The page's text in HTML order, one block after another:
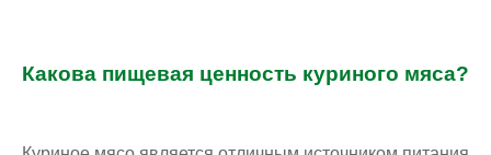
Какова пищевая ценность куриного мяса?